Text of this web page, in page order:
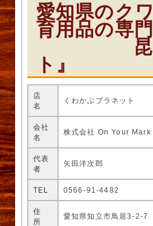
愛知県のク
育用品の専
昆虫シ
ト』
店
名
くわかぶプラネット
会社
名
株式会社 On Your Mark
代表
者
矢田洋次郎
TEL 0566-91-4482
住
所
愛知県知立市鳥居3-2-7